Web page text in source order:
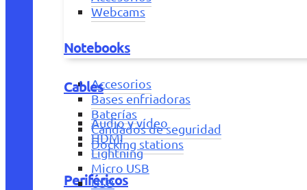
Webcams
Notebooks
Accesorios
Bases enfriadoras
Baterías
Candados de seguridad
Docking stations
Periféricos
Cables
Audio y vídeo
HDMI
Lightning
Micro USB
USB